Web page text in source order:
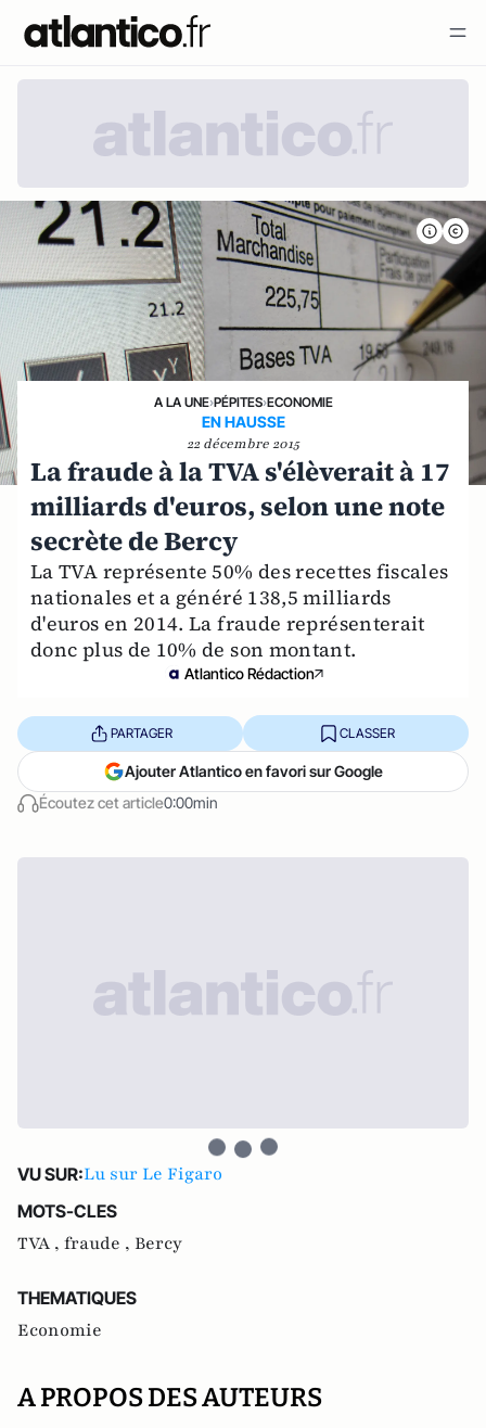
A LA UNE›PÉPITES›ECONOMIE
EN HAUSSE
22 décembre 2015
La fraude à la TVA s'élèverait à 17
milliards d'euros, selon une note
secrète de Bercy
La TVA représente 50% des recettes fiscales
nationales et a généré 138,5 milliards
d'euros en 2014. La fraude représenterait
donc plus de 10% de son montant.
Atlantico Rédaction
Écoutez cet article0:00min
PARTAGER CLASSER
Ajouter Atlantico en favori sur Google
VU SUR:Lu sur Le Figaro
MOTS-CLES
TVA , fraude , Bercy
THEMATIQUES
Economie
A PROPOS DES AUTEURS